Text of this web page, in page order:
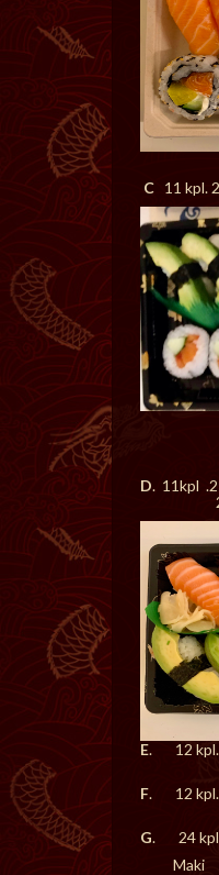
C 11 kpl.
D. 11kpl
E. 12 kpl.
F. 12 kpl.
G. 24 kpl.
Maki